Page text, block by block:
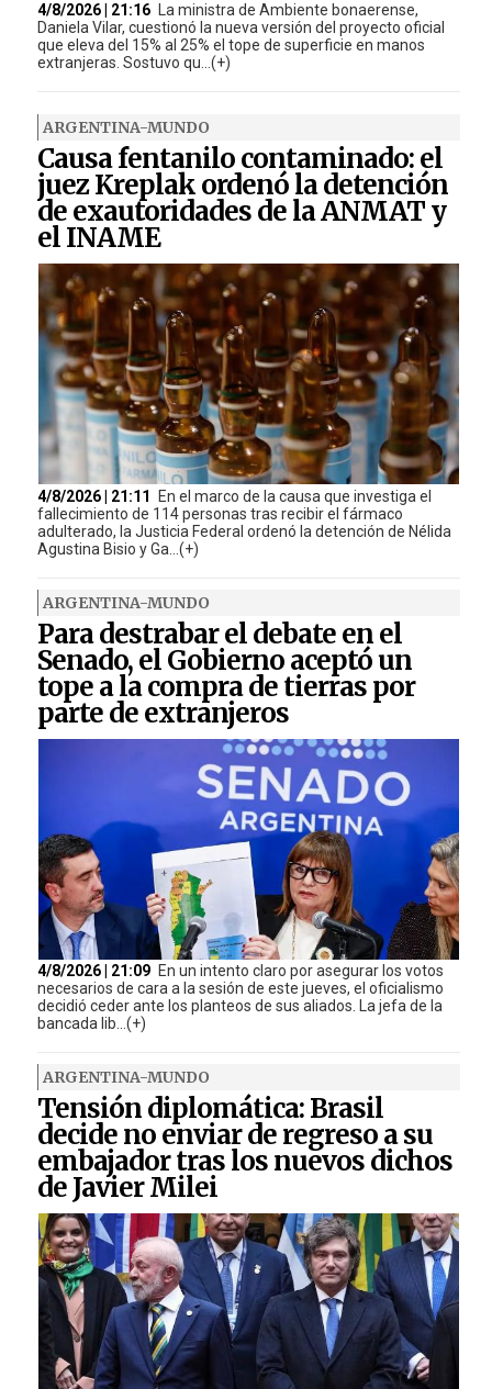
4/8/2026 | 21:16 La ministra de Ambiente bonaerense,
Daniela Vilar, cuestionó la nueva versión del proyecto oficial
que eleva del 15% al 25% el tope de superficie en manos
extranjeras. Sostuvo qu...(+)
ARGENTINA-MUNDO
Causa fentanilo contaminado: el
juez Kreplak ordenó la detención
de exautoridades de la ANMAT y
el INAME
4/8/2026 | 21:11
En el marco de la causa que investiga el
fallecimiento de 114 personas tras recibir el fármaco
adulterado, la Justicia Federal ordenó la detención de Nélida
Agustina Bisio y Ga...(+)
ARGENTINA-MUNDO
Para destrabar el debate en el
Senado, el Gobierno aceptó un
tope a la compra de tierras por
parte de extranjeros
4/8/2026 | 21:09 En un intento claro por asegurar los votos
necesarios de cara a la sesión de este jueves, el oficialismo
decidió ceder ante los planteos de sus aliados. La jefa de la
bancada lib...(+)
ARGENTINA-MUNDO
Tensión diplomática: Brasil
decide no enviar de regreso a su
embajador tras los nuevos dichos
de Javier Milei